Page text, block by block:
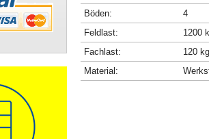
Böden:
4
Feldlast:
1200
Fachlast:
120 kg
Material: